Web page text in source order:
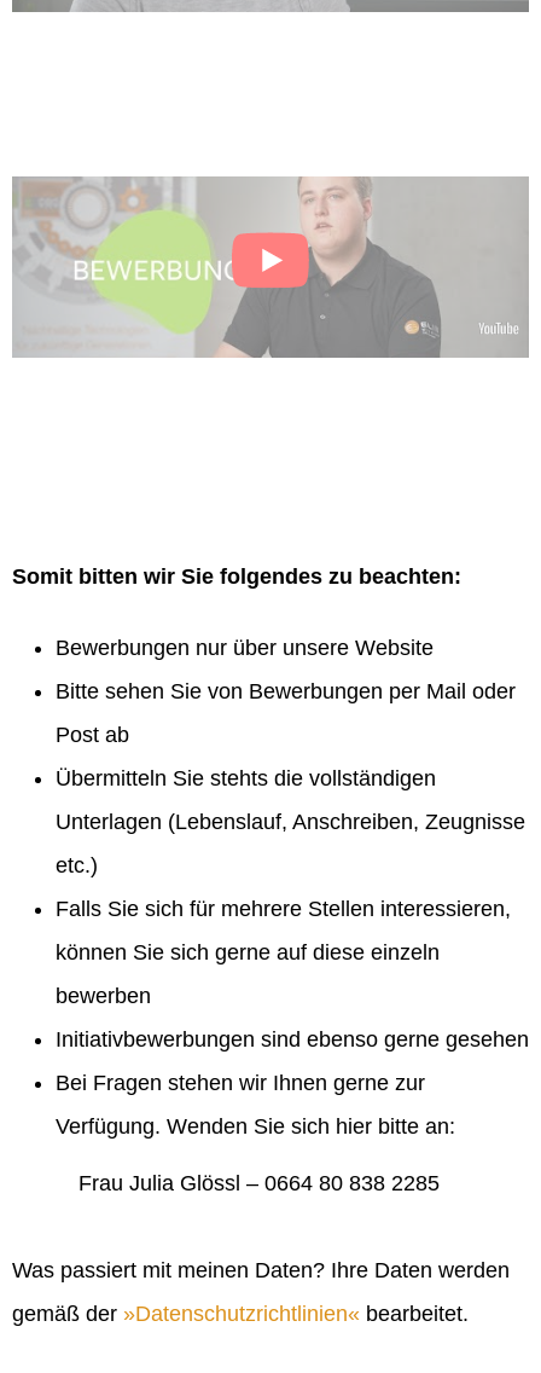
Somit bitten wir Sie folgendes zu beachten:
Bewerbungen nur über unsere Website
Bitte sehen Sie von Bewerbungen per Mail oder
Post ab
Übermitteln Sie stehts die vollständigen
Unterlagen (Lebenslauf, Anschreiben, Zeugnisse
etc.)
Falls Sie sich für mehrere Stellen interessieren,
können Sie sich gerne auf diese einzeln
bewerben
Initiativbewerbungen sind ebenso gerne gesehen
Bei Fragen stehen wir Ihnen gerne zur
Verfügung. Wenden Sie sich hier bitte an:
Frau Julia Glössl – 0664 80 838 2285
Was passiert mit meinen Daten? Ihre Daten werden
gemäß der
Datenschutzrichtlinien bearbeitet.